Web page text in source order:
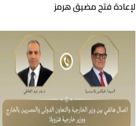
لإعادة فتح مضيق هرمز